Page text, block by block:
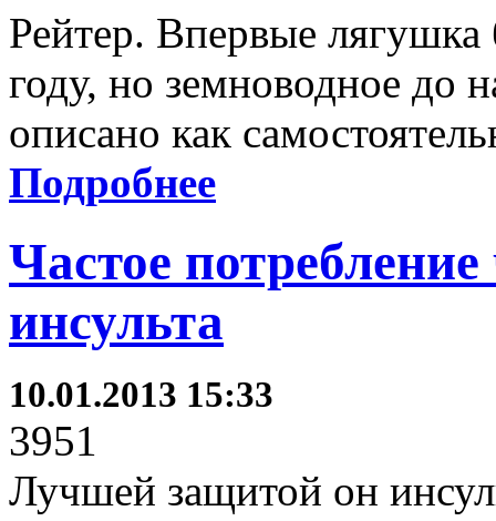
Рейтер. Впервые
году, но земноводное до
описано как
Подробнее
Частое
инсульта
10.01.2013 15:33
3951
Лучшей защитой он